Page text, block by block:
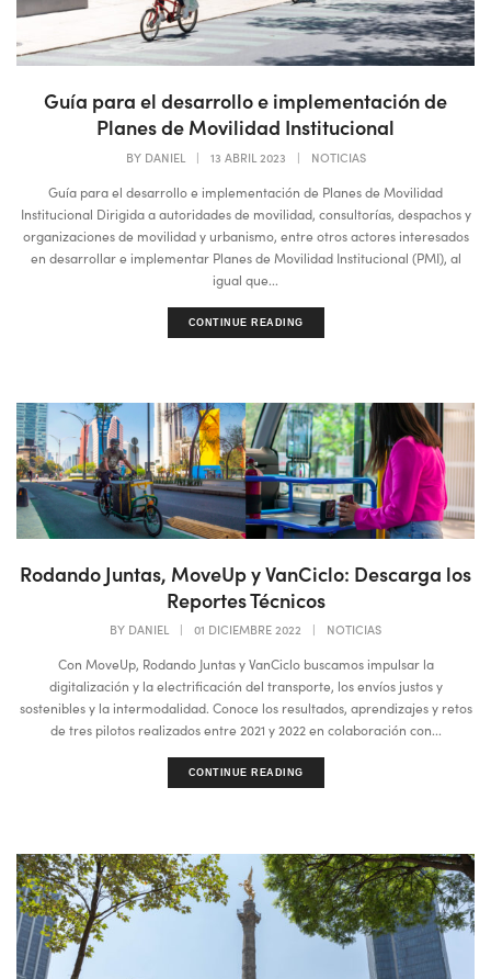
Guía para el desarrollo e implementación de
Planes de Movilidad Institucional
BY DANIEL | 13 ABRIL 2023 | NOTICIAS
Guía para el desarrollo e implementación de Planes de Movilidad
Institucional Dirigida a autoridades de movilidad, consultorías, despachos y
organizaciones de movilidad y urbanismo, entre otros actores interesados
en desarrollar e implementar Planes de Movilidad Institucional (PMI), al
igual que...
CONTINUE READING
Rodando Juntas, MoveUp y VanCiclo: Descarga los
Reportes Técnicos
BY DANIEL | 01 DICIEMBRE 2022 | NOTICIAS
Con MoveUp, Rodando Juntas y VanCiclo buscamos impulsar la
digitalización y la electrificación del transporte, los envíos justos y
sostenibles y la intermodalidad. Conoce los resultados, aprendizajes y retos
de tres pilotos realizados entre 2021 y 2022 en colaboración con...
CONTINUE READING